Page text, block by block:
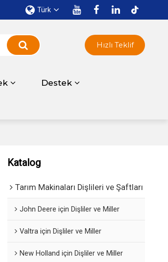
Türk
Destek
Hızlı Teklif
Katalog
Tarım Makinaları Dişlileri ve Şaftları
John Deere için Dişliler ve Miller
Valtra için Dişliler ve Miller
New Holland için Dişliler ve Miller